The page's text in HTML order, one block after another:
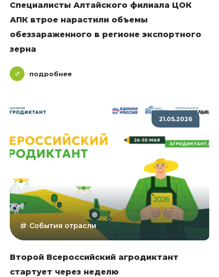
Специалисты Алтайского филиала ЦОК
АПК втрое нарастили объемы
обеззараженного в регионе экспортного
зерна
подробнее
21.05.2026
События отрасли
Второй Всероссийский агродиктант
стартует через неделю